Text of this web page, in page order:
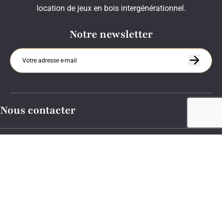
location de jeux en bois intergénérationnel.
Notre newsletter
Nous contacter